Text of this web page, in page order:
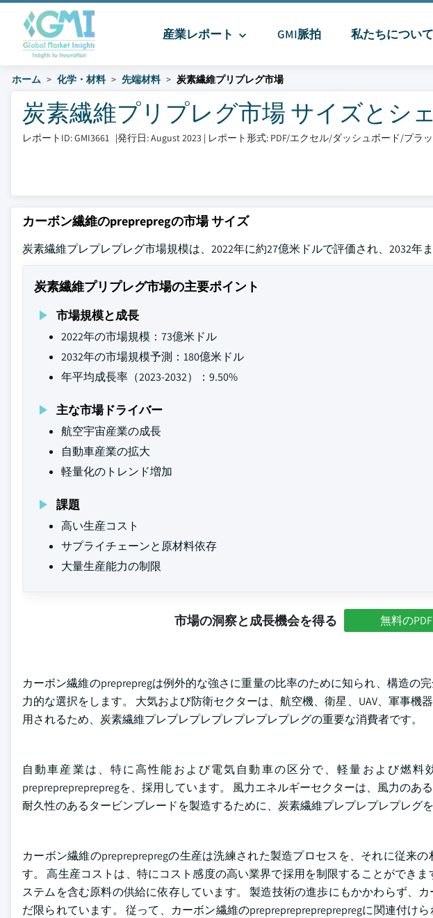
産業レポート GMI脈拍 私たちについて
ホーム 化学・材料 先端材料 炭素繊維プリプレグ市場
炭素繊維プリプレグ市場 サイズとシ
レポートID: GMI3661 |発行日: August 2023 | レポート形式: PDF/エクセル/ダッシュボード/プラ
カーボン繊維のpreprepregの市場 サイズ
炭素繊維プレプレプレグ市場規模は、2022年に約27億米ドルで評価され、2032年
炭素繊維プリプレグ市場の主要ポイント
市場規模と成長
2022年の市場規模：73億米ドル
2032年の市場規模予測：180億米ドル
年平均成長率（2023-2032）：9.50%
主な市場ドライバー
航空宇宙産業の成長
自動車産業の拡大
軽量化のトレンド増加
課題
高い生産コスト
サプライチェーンと原材料依存
大量生産能力の制限
市場の洞察と成長機会を得る 無料の
カーボン繊維のpreprepregは例外的な強さに重量の比率のために知られ、構造の
力的な選択をします。 大気および防衛セクターは、航空機、衛星、UAV、軍事機
用されるため、炭素繊維プレプレプレプレプレプレプレグの重要な消費者です。
自動車産業は、特に高性能および電気自動車の区分で、軽量および燃
prepreprepreprepregを、採用しています。 風力エネルギーセクターは、風力の
耐久性のあるタービンブレードを製造するために、炭素繊維プレプレプレプレグを
カーボン繊維のprepreprepregの生産は洗練された製造プロセスを、それに従来
す。 高生産コストは、特にコスト感度の高い業界で採用を制限することができ
ステムを含む原料の供給に依存しています。 製造技術の進歩にもかかわらず、カ
だ限られています。 従って、カーボン繊維のpreprepreprepreprepregに関連付け